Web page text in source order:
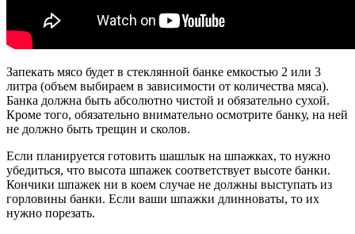
Запекать мясо будет в стеклянной банке емкостью 2 или 3
литра (объем выбираем в зависимости от количества мяса).
Банка должна быть абсолютно чистой и обязательно сухой.
Кроме того, обязательно внимательно осмотрите банку, на ней
не должно быть трещин и сколов.
Если планируется готовить шашлык на шпажках, то нужно
убедиться, что высота шпажек соответствует высоте банки.
Кончики шпажек ни в коем случае не должны выступать из
горловины банки. Если ваши шпажки длинноваты, то их
нужно порезать.